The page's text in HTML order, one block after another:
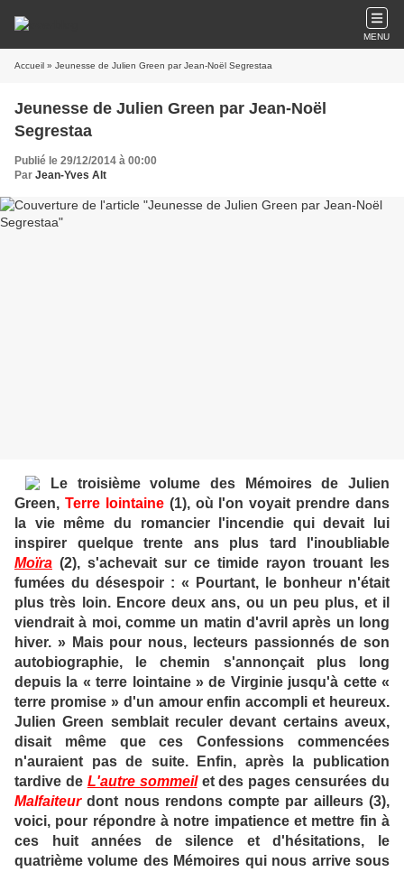
MENU
Accueil » Jeunesse de Julien Green par Jean-Noël Segrestaa
Jeunesse de Julien Green par Jean-Noël
Segrestaa
Publié le 29/12/2014 à 00:00
Par Jean-Yves Alt
Le troisième volume des Mémoires de Julien
Green, Terre lointaine(1), où l'on voyait prendre dans
la vie même du romancier l'incendie qui devait lui
inspirer quelque trente ans plus tard l'inoubliable
Moïra (2), s'achevait sur ce timide rayon trouant les
fumées du désespoir : « Pourtant, le bonheur n'était
plus très loin. Encore deux ans, ou un peu plus, et il
viendrait à moi, comme un matin d'avril après un long
hiver. » Mais pour nous, lecteurs passionnés de son
autobiographie, le chemin s'annonçait plus long
depuis la « terre lointaine » de Virginie jusqu'à cette «
terre promise » d'un amour enfin accompli et heureux.
Julien Green semblait reculer devant certains aveux,
disait même que ces Confessions commencées
n'auraient pas de suite. Enfin, après la publication
tardive de L'autre sommeil et des pages censurées du
Malfaiteurdont nous rendons compte par ailleurs (3),
voici, pour répondre à notre impatience et mettre fin à
ces huit années de silence et d'hésitations, le
quatrième volume des Mémoires qui nous arrive sous